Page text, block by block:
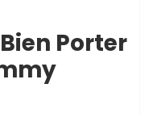
Porter